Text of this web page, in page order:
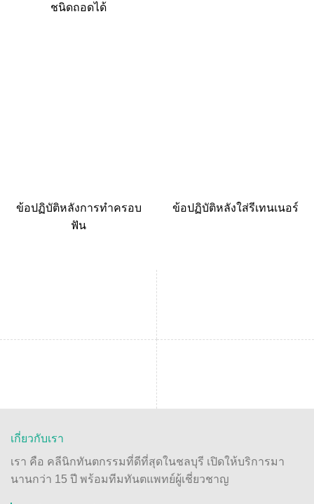
ชนิดถอดได้
ข้อปฏิบัติหลังการทำครอบ
ฟัน
ข้อปฏิบัติหลังใส่รีเทนเนอร์
เกี่ยวกับเรา
เรา คือ คลีนิกทันตกรรมที่ดีที่สุดในชลบุรี เปิดให้บริการมา
นานกว่า 15 ปี พร้อมทีมทันตแพทย์ผู้เชี่ยวชาญ